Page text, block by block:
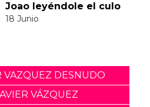
Joao leyéndole el culo
18 Junio
VAZQUEZ DESNUDO
VÁZQUEZ